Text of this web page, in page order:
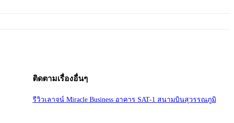
ติดตามเรื่องอื่นๆ
รีวิวเลาจน์ Miracle Business อาคาร SAT-1 สนามบินสุวรรณภูมิ